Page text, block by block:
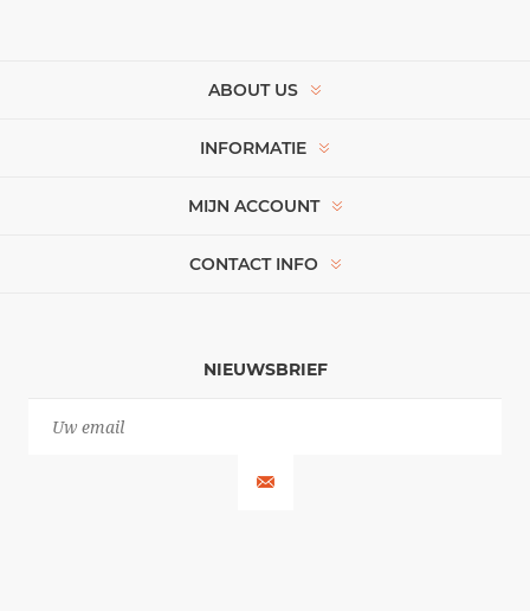
ABOUT US
INFORMATIE
MIJN ACCOUNT
CONTACT INFO
NIEUWSBRIEF